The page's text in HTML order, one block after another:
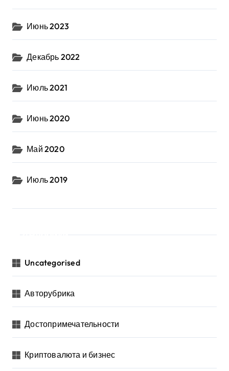
Июнь 2023
Декабрь 2022
Июль 2021
Июнь 2020
Май 2020
Июль 2019
Uncategorised
Авторубрика
Достопримечательности
Криптовалюта и бизнес